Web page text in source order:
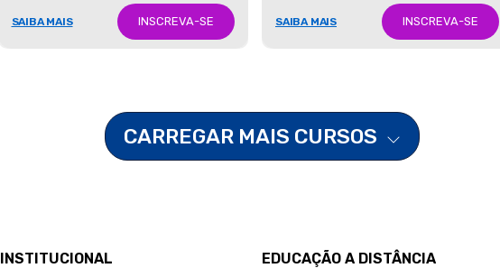
SAIBA MAIS INSCREVA-SE SAIBA MAIS INSCREVA-SE
CARREGAR MAIS CURSOS
INSTITUCIONAL EDUCAÇÃO A DISTÂNCIA